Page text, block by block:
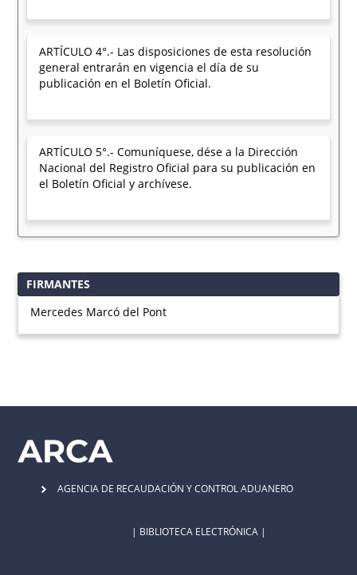
ARTÍCULO 4°.- Las disposiciones de esta resolución
general entrarán en vigencia el día de su
publicación en el Boletín Oficial.
ARTÍCULO 5°.- Comuníquese, dése a la Dirección
Nacional del Registro Oficial para su publicación en
el Boletín Oficial y archívese.
FIRMANTES
Mercedes Marcó del Pont
AGENCIA DE RECAUDACIÓN Y CONTROL ADUANERO
| BIBLIOTECA ELECTRÓNICA |